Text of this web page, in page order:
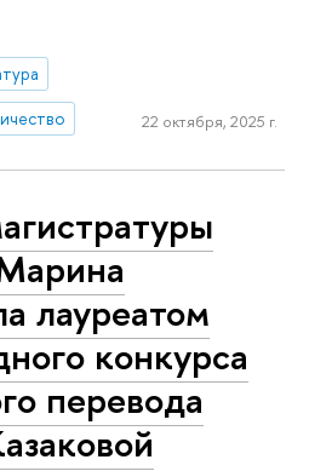
22 октября, 2025 г.
лауреатом
конкурса
перевода